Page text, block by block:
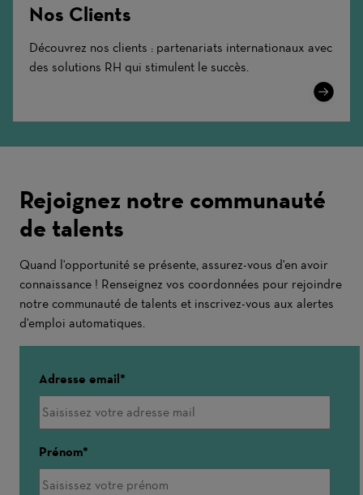
Nos Clients
Découvrez nos clients : partenariats internationaux avec
des solutions RH qui stimulent le succès.
Learn
Rejoignez notre communauté
de talents
Quand l'opportunité se présente, assurez-vous d'en avoir
connaissance ! Renseignez vos coordonnées pour rejoindre
notre communauté de talents et inscrivez-vous aux alertes
d'emploi automatiques.
Adresse email
Prénom